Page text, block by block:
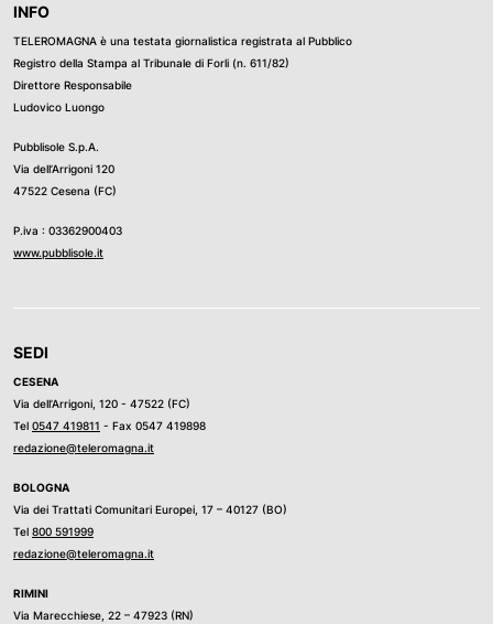
INFO
TELEROMAGNA è una testata giornalistica registrata al Pubblico
Registro della Stampa al Tribunale di Forli (n. 611/82)
Direttore Responsabile
Ludovico Luongo
Pubblisole S.p.A.
Via dell’Arrigoni 120
47522 Cesena (FC)
P.iva : 03362900403
www.pubblisole.it
SEDI
CESENA
Via dell’Arrigoni, 120 - 47522 (FC)
Tel 0547 419811 - Fax 0547 419898
redazione@teleromagna.it
BOLOGNA
Via dei Trattati Comunitari Europei, 17 – 40127 (BO)
Tel 800 591999
redazione@teleromagna.it
RIMINI
Via Marecchiese, 22 – 47923 (RN)